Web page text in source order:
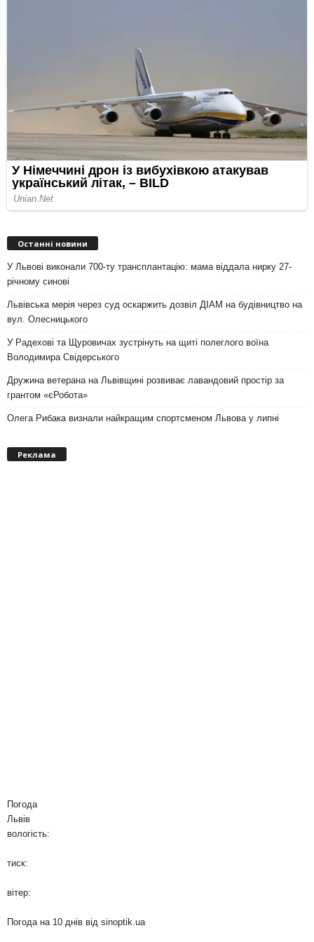
Останні новини
У Львові виконали 700-ту трансплантацію: мама віддала нирку 27-
річному синові
Львівська мерія через суд оскаржить дозвіл ДІАМ на будівництво на
вул. Олесницького
У Радехові та Щуровичах зустрінуть на щиті полеглого воїна
Володимира Свідерського
Дружина ветерана на Львівщині розвиває лавандовий простір за
грантом «єРобота»
Олега Рибака визнали найкращим спортсменом Львова у липні
Реклама
Погода
Львів
вологість:
тиск:
вітер:
Погода на 10 днів від sinoptik.ua